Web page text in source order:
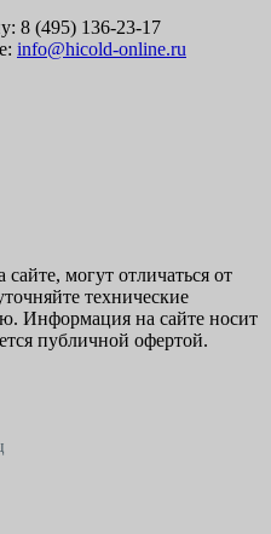
8 (495) 136-23-17
info@hicold-online.ru
могут отличаться от
технические
Информация на сайте носит
публичной офертой.